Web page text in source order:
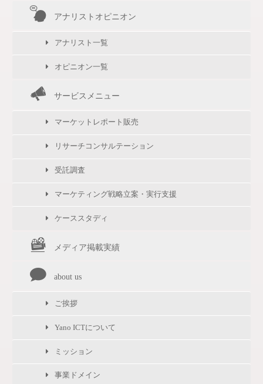
アナリストオピニオン
アナリスト一覧
オピニオン一覧
サービスメニュー
マーケットレポート販売
リサーチコンサルテーション
受託調査
マーケティング戦略立案・実行支援
ケーススタディ
メディア掲載実績
about us
ご挨拶
Yano ICTについて
ミッション
事業ドメイン